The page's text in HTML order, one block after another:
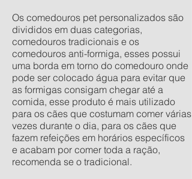
Os comedouros pet personalizados são
divididos em duas categorias,
comedouros tradicionais e os
comedouros anti-formiga, esses possui
uma borda em torno do comedouro onde
pode ser colocado água para evitar que
as formigas consigam chegar até a
comida, esse produto é mais utilizado
para os cães que costumam comer várias
vezes durante o dia, para os cães que
fazem refeições em horários específicos
e acabam por comer toda a ração,
recomenda se o tradicional.